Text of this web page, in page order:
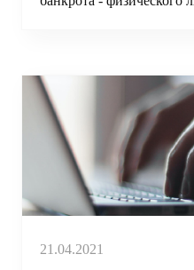
21.04.2021